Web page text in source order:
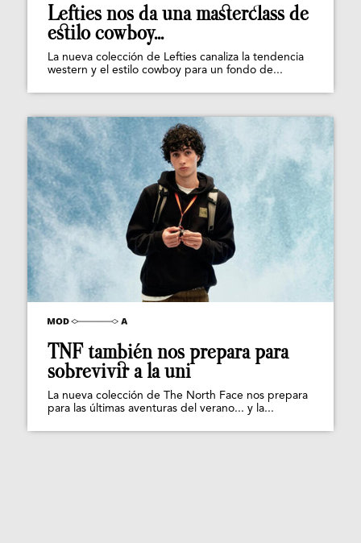
Lefties nos da una masterclass de
estilo cowboy...
La nueva colección de Lefties canaliza la tendencia
western y el estilo cowboy para un fondo de...
TNF también nos prepara para
sobrevivir a la uni
La nueva colección de The North Face nos prepara
para las últimas aventuras del verano... y la...